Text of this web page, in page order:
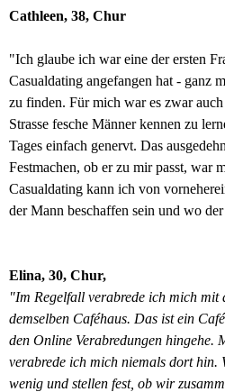
Cathleen, 38, Chur
"Ich glaube ich war eine der ersten
Casualdating angefangen hat - ganz
zu finden. Für mich war es zwar
Strasse fesche Männer kennen zu
Tages einfach genervt. Das
Festmachen, ob er zu mir passt, war
Casualdating kann ich von
der Mann beschaffen sein und wo
Elina, 30, Chur,
"Im Regelfall verabrede ich mich mit
demselben Caféhaus. Das ist ein
den Online Verabredungen hingehe.
verabrede ich mich niemals dort hin.
wenig und stellen fest, ob wir